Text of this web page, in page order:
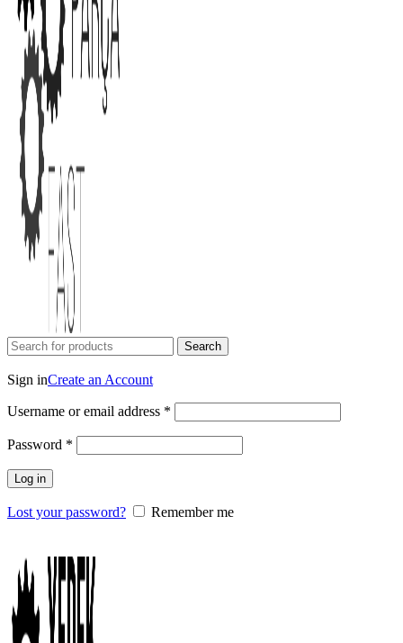
Search
Sign inCreate an Account
Username or email address *
Password *
Log in
Lost your password?
Remember me